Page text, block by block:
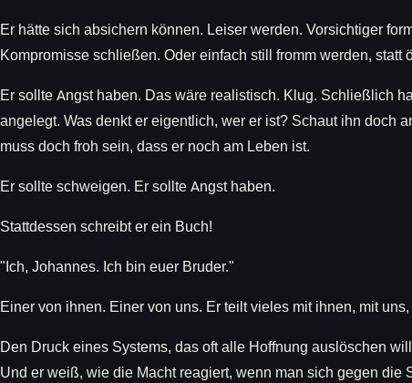
Er hätte sich absichern können. Leiser werden. Vorsichtiger
Kompromisse schließen. Oder einfach still fromm werden, statt
Er sollte Angst haben. Das wäre realistisch. Klug. Schließlich
angelegt. Was denkt er eigentlich, wer er ist? Schaut ihn doch
muss doch froh sein, dass er noch am Leben ist.
Er sollte schweigen. Er sollte Angst haben.
Stattdessen schreibt er ein Buch!
"Ich, Johannes. Ich bin euer Bruder."
Einer von ihnen. Einer von uns. Er teilt vieles mit ihnen, mit
Den Druck eines Systems, das oft alle Hoffnung auslöschen
Und er weiß, wie die Macht reagiert, wenn man sich gegen die